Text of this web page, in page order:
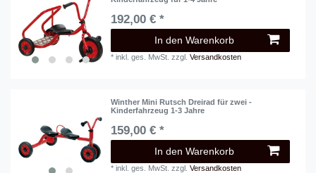
192,00 € *
In den Warenkorb
*inkl. ges. MwSt. zzgl.Versandkosten
Winther Mini Rutsch Dreirad für zwei -
Kinderfahrzeug 1-3 Jahre
159,00 € *
In den Warenkorb
*inkl. ges. MwSt. zzgl.Versandkosten